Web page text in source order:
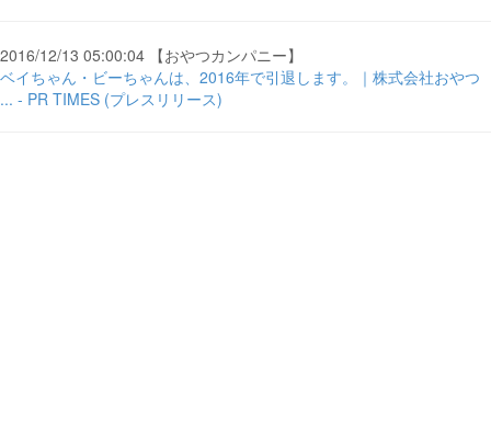
2016/12/13 05:00:04 【おやつカンパニー】
ベイちゃん・ビーちゃんは、2016年で引退します。｜株式会社おやつ
... - PR TIMES (プレスリリース)